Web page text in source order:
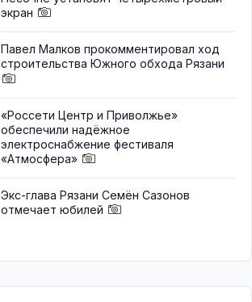
экран
Павел Малков прокомментировал ход
строительства Южного обхода Рязани
«Россети Центр и Приволжье»
обеспечили надёжное
электроснабжение фестиваля
«Атмосфера»
Экс-глава Рязани Семён Сазонов
отмечает юбилей